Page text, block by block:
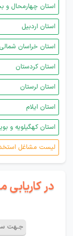
استان چهارمحال و
استان اردبیل
استان خراسان شمالی
استان کردستان
استان لرستان
استان ایلام
استان کهگیلویه و
لیست مشاغل
در کاریابی
جـهت